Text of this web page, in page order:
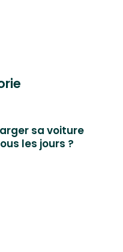
sa voiture
les jours ?